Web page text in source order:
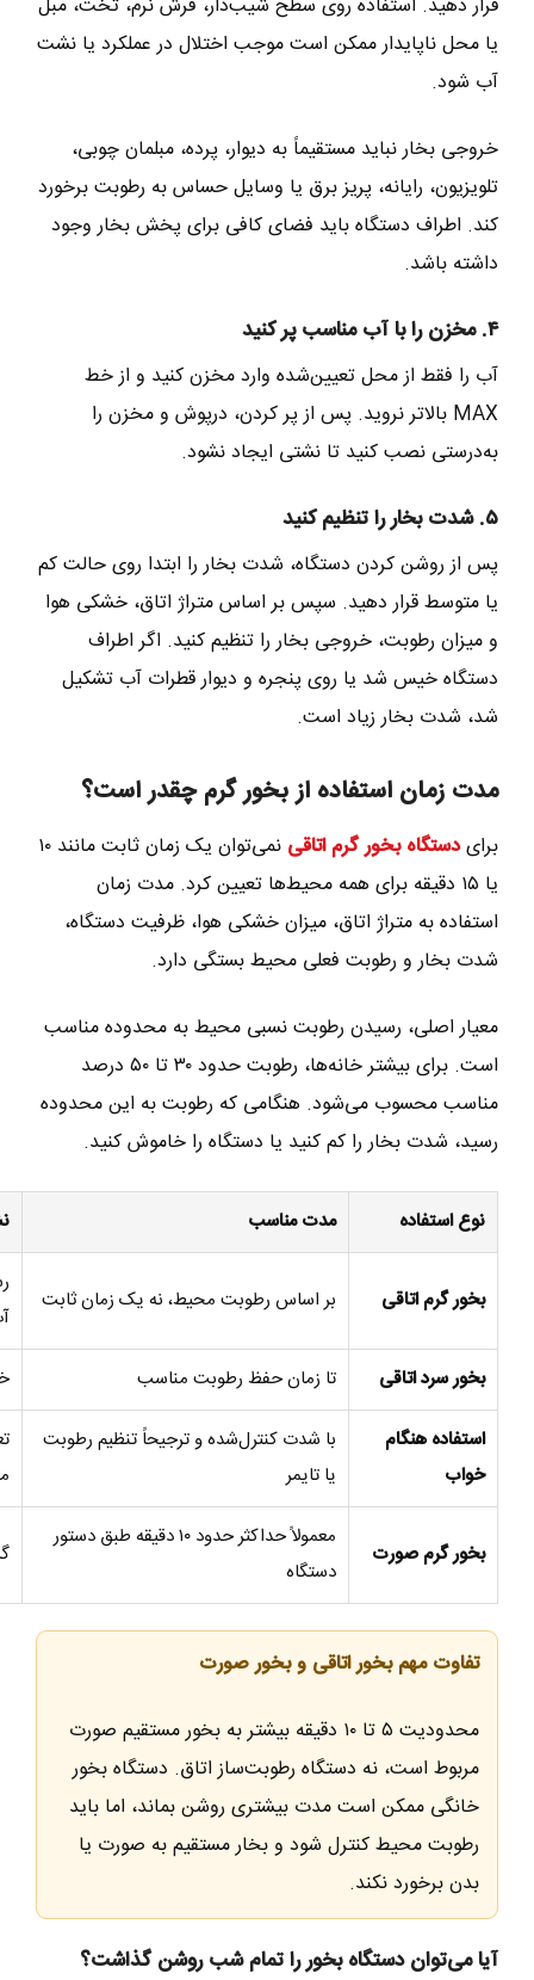
یا محل ناپایدار ممکن است موجب اختلال در عملکرد یا نشت
آب شود.
خروجی بخار نباید مستقیماً به دیوار، پرده، مبلمان چوبی،
تلویزیون، رایانه، پریز برق یا وسایل حساس به رطوبت برخورد
کند. اطراف دستگاه باید فضای کافی برای پخش بخار وجود
داشته باشد.
۴. مخزن را با آب مناسب پر کنید
آب را فقط از محل تعیین‌شده وارد مخزن کنید و از خط
MAX بالاتر نروید. پس از پر کردن، درپوش و مخزن را
به‌درستی نصب کنید تا نشتی ایجاد نشود.
۵. شدت بخار را تنظیم کنید
پس از روشن کردن دستگاه، شدت بخار را ابتدا روی حالت کم
یا متوسط قرار دهید. سپس بر اساس متراژ اتاق، خشکی هوا
و میزان رطوبت، خروجی بخار را تنظیم کنید. اگر اطراف
دستگاه خیس شد یا روی پنجره و دیوار قطرات آب تشکیل
شد، شدت بخار زیاد است.
مدت زمان استفاده از بخور گرم چقدر است؟
برایدستگاه بخور گرم اتاقی
نمی‌توان یک زمان ثابت مانند ۱۰
یا ۱۵ دقیقه برای همه محیط‌ها تعیین کرد. مدت زمان
استفاده به متراژ اتاق، میزان خشکی هوا، ظرفیت دستگاه،
شدت بخار و رطوبت فعلی محیط بستگی دارد.
معیار اصلی، رسیدن رطوبت نسبی محیط به محدوده مناسب
است. برای بیشتر خانه‌ها، رطوبت حدود ۳۰ تا ۵۰ درصد
مناسب محسوب می‌شود. هنگامی که رطوبت به این محدوده
رسید، شدت بخار را کم کنید یا دستگاه را خاموش کنید.
نوع استفاده مدت مناسب
بخور گرم اتاقی بر اساس رطوبت محیط، نه یک زمان ثابت
بخور سرد اتاقی تا زمان حفظ رطوبت مناسب
استفاده هنگام
خواب
با شدت کنترل‌شده و ترجیحاً تنظیم رطوبت
یا تایمر
بخور گرم صورت
معمولاً حداکثر حدود ۱۰ دقیقه طبق دستور
دستگاه
تفاوت مهم بخور اتاقی و بخور صورت
محدودیت ۵ تا ۱۰ دقیقه بیشتر به بخور مستقیم صورت
مربوط است، نه دستگاه رطوبت‌ساز اتاق. دستگاه بخور
خانگی ممکن است مدت بیشتری روشن بماند، اما باید
رطوبت محیط کنترل شود و بخار مستقیم به صورت یا
بدن برخورد نکند.
آیا می‌توان دستگاه بخور را تمام شب روشن گذاشت؟